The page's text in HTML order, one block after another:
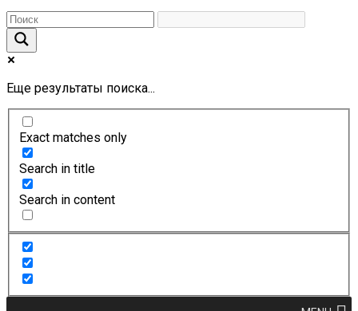
Еще результаты поиска...
Exact matches only
Search in title
Search in content